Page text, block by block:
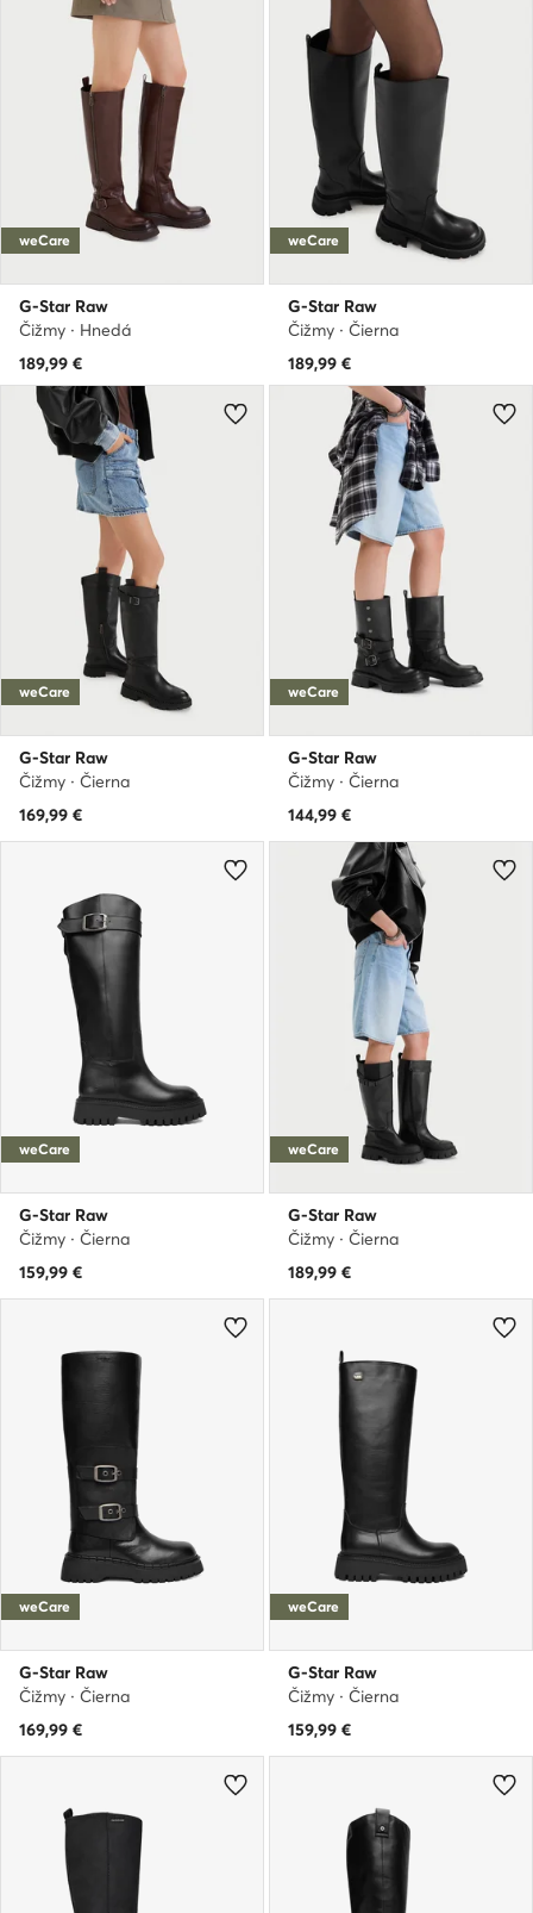
weCare
G-Star Raw
Čižmy · Hnedá
189,99 €
weCare
G-Star Raw
Čižmy · Čierna
189,99 €
weCare
G-Star Raw
Čižmy · Čierna
169,99 €
weCare
G-Star Raw
Čižmy · Čierna
144,99 €
weCare
G-Star Raw
Čižmy · Čierna
159,99 €
weCare
G-Star Raw
Čižmy · Čierna
189,99 €
weCare
G-Star Raw
Čižmy · Čierna
169,99 €
weCare
G-Star Raw
Čižmy · Čierna
159,99 €